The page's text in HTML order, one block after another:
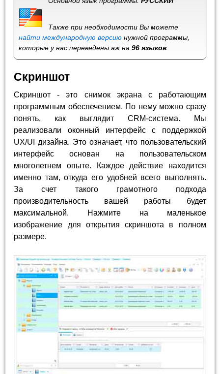
Также при необходимости Вы можете
найти международную версию нужной программы,
которые у нас переведены аж на96 языков
Скриншот
Скриншот - это снимок экрана с работающим
программным обеспечением. По нему можно сразу
понять, как выглядит CRM-система. Мы
реализовали оконный интерфейс с поддержкой
UX/UI дизайна. Это означает, что пользовательский
интерфейс основан на пользовательском
многолетнем опыте. Каждое действие находится
именно там, откуда его удобней всего выполнять.
За счет такого грамотного подхода
производительность вашей работы будет
максимальной. Нажмите на маленькое
изображение для открытия скриншота в полном
размере.